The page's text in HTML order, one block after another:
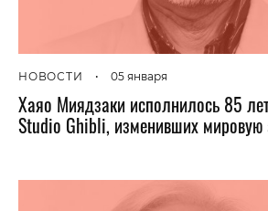
НОВОСТИ • 05 января
Хаяо Миядзаки исполнилось 85
Studio Ghibli, изменивших